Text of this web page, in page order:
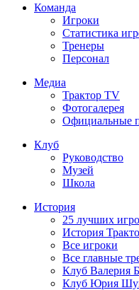
Команда
Игроки
Статистика
Тренеры
Персонал
Медиа
Трактор TV
Фотогалерея
Официальные
Клуб
Руководство
Музей
Школа
История
25 лучших
История
Все игроки
Все главные
Клуб Валерия
Клуб Юрия